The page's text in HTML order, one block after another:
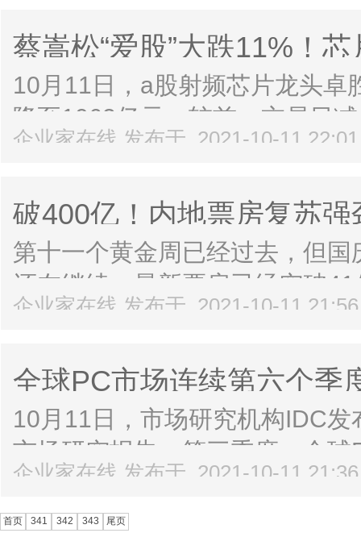
蔡嵩松“爱股”大跌11%！
券商：买入
10月11日，a股射频芯片龙头卓
降至1062亿元，较前一交易日
伟发布业绩预告。第三季度，
企业家在线 发布于 2021-10-11
破400亿！内地票房复苏
史奇迹四季度电影市场仍然
第十一个黄金周已经过去，但
还在继续，最新票房已经突破
业的复苏正在进行中。从年度
企业家在线 发布于 2021-10-11
全球PC市场连续第六个季
10月11日，市场研究机构IDC
市场研究报告。第三季度，全
同比增长3.9%。IDC数据显示
时代个人计算设备需求激增的刺
企业家在线 发布于 2021-10-11
首页 341 342 343 尾页